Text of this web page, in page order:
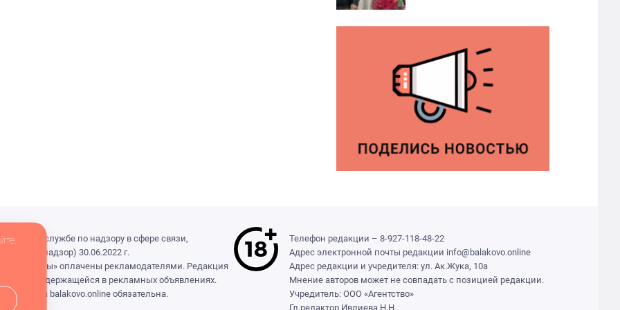
службе по надзору в сфере связи,
30.06.2022 г.
«Выборы» оплачены рекламодателями. Редакция
содержащейся в рекламных объявлениях.
на balakovo.online обязательна.
Телефон редакции – 8-927-118-48-22
Адрес электронной почты редакции info@balakovo.online
Адрес редакции и учредителя: ул. Ак.Жука, 10а
Мнение авторов может не совпадать с позицией редакции.
Учредитель: ООО «Агентство»
Гл.редактор Ивлиева Н.Н.